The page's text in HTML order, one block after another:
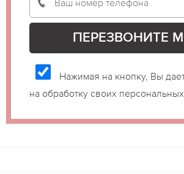
Нажимая на кнопку, Вы
на обработку своих